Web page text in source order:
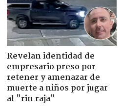
Revelan identidad de
empresario preso por
retener y amenazar de
muerte a niños por jugar
al "rin raja"